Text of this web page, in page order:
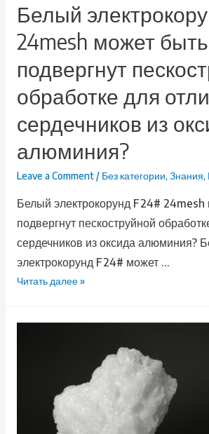
Белый
24mesh может быть
подвергнут
обработке для
сердечников из
алюминия?
Leave a Comment/ Без категории,Знания,
Белый электрокорунд F24# 24mesh
подвергнут пескоструйной
сердечников из оксида алюминия?
электрокорунд F24# может …
Читать далее »